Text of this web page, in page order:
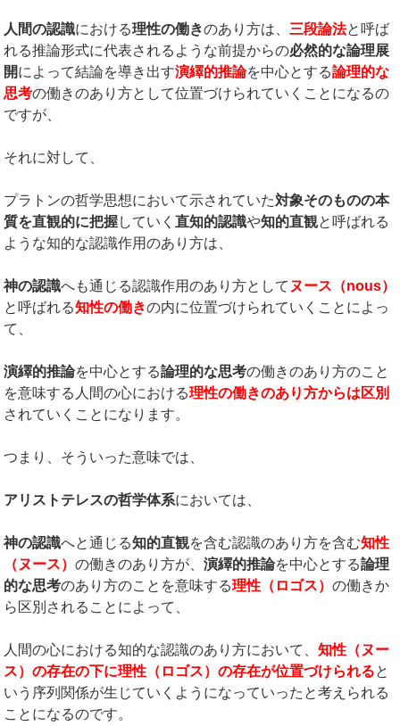
人間の認識における理性の働きのあり方は、三段論法と呼ば
れる推論形式に代表されるような前提からの必然的な論理展
開によって結論を導き出す演繹的推論を中心とする論理的な
思考の働きのあり方として位置づけられていくことになるの
ですが、
それに対して、
プラトンの哲学思想において示されていた対象そのものの本
質を直観的に把握していく直知的認識や知的直観と呼ばれる
ような知的な認識作用のあり方は、
神の認識へも通じる認識作用のあり方として ヌース（nous）
と呼ばれる知性の働きの内に位置づけられていくことによっ
て、
演繹的推論を中心とする論理的な思考の働きのあり方のこと
を意味する人間の心における理性の働きのあり方からは区別
されていくことになります。
つまり、そういった意味では、
アリストテレスの哲学体系においては、
神の認識へと通じる知的直観を含む認識のあり方を含む知性
（ヌース）の働きのあり方が、演繹的推論を中心とする論理
的な思考のあり方のことを意味する理性（ロゴス）の働きか
ら区別されることによって、
人間の心における知的な認識のあり方において、知性（ヌー
ス）の存在の下に理性（ロゴス）の存在が位置づけられると
いう序列関係が生じていくようになっていったと考えられる
ことになるのです。